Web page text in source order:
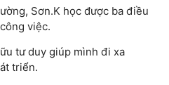
Sơn.K học được ba điều
việc.
tư duy giúp mình đi xa
triển.